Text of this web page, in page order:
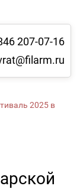
207-07-16
2025 в